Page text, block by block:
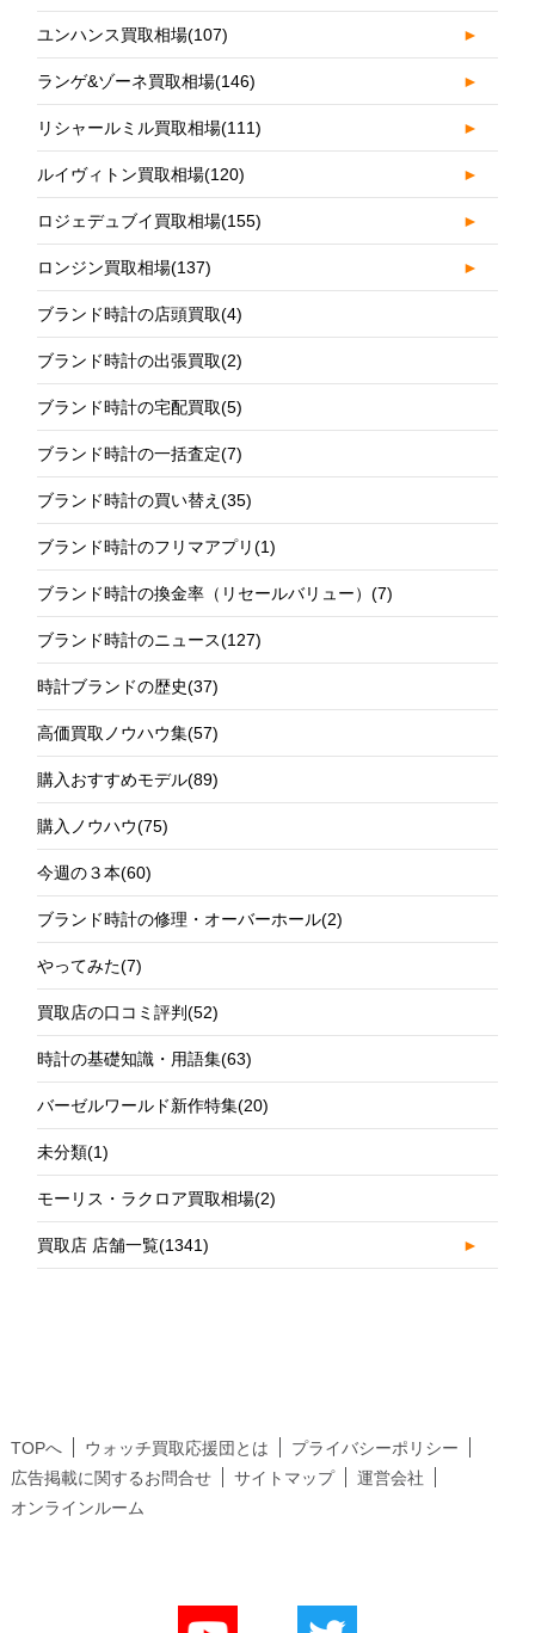
ユンハンス買取相場(107) ►
ランゲ&ゾーネ買取相場(146) ►
リシャールミル買取相場(111) ►
ルイヴィトン買取相場(120) ►
ロジェデュブイ買取相場(155) ►
ロンジン買取相場(137) ►
ブランド時計の店頭買取(4)
ブランド時計の出張買取(2)
ブランド時計の宅配買取(5)
ブランド時計の一括査定(7)
ブランド時計の買い替え(35)
ブランド時計のフリマアプリ(1)
ブランド時計の換金率（リセールバリュー）(7)
ブランド時計のニュース(127)
時計ブランドの歴史(37)
高価買取ノウハウ集(57)
購入おすすめモデル(89)
購入ノウハウ(75)
今週の３本(60)
ブランド時計の修理・オーバーホール(2)
やってみた(7)
買取店の口コミ評判(52)
時計の基礎知識・用語集(63)
バーゼルワールド新作特集(20)
未分類(1)
モーリス・ラクロア買取相場(2)
買取店 店舗一覧(1341) ►
TOPへ ウォッチ買取応援団とは
プライバシーポリシー
広告掲載に関するお問合せ
サイトマップ
運営会社
オンラインルーム